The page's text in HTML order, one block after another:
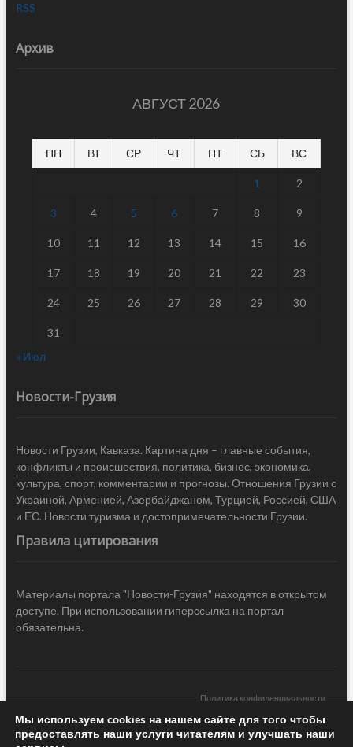
RSS
Архив
АВГУСТ 2026
ПН ВТ СР ЧТ ПТ СБ ВС
1 2
3 4 5 6 7 8 9
10 11 12 13 14 15 16
17 18 19 20 21 22 23
24 25 26 27 28 29 30
31
« Июл
Новости-Грузия
Новости Грузии, Кавказа. Картина дня – главные события,
конфликты и происшествия, политика, бизнес, экономика,
культура, спорт, комментарии и прогнозы. Отношения Грузии с
Украиной, Арменией, Азербайджаном, Турцией, Россией, США
и ЕС. Новости туризма и достопримечательности Грузии.
Правила цитирования
Материалы портала "Новости-Грузия" находятся в открытом
доступе. При использовании гиперссылка на портал
обязательна.
Политика конфиденциальности
Новости Грузии| Black Sea Press LTD © 2020 All Rights Reserved /
Мы используем cookies на нашем сайте для того чтобы
предоставлять наши услуги читателям и улучшать наши